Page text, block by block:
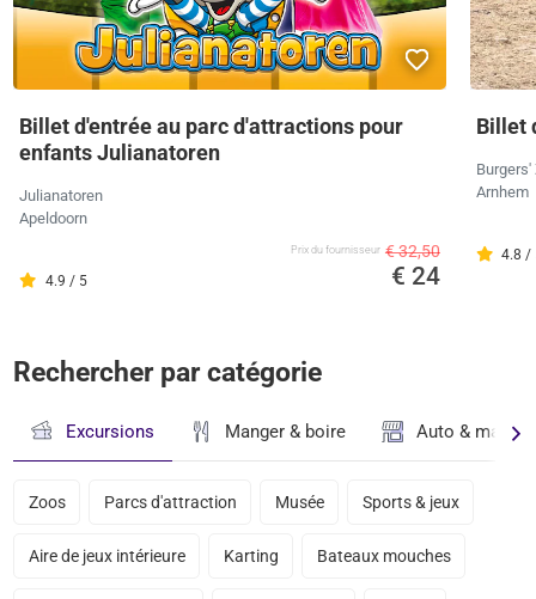
Billet d'entrée au parc d'attractions pour
enfants Julianatoren
Julianatoren
Apeldoorn
4.9 / 5
Prix ​​du fournisseur € 32,50
€ 24
Billet
Burgers'
Arnhem
4.8 /
Rechercher par catégorie
Excursions Manger & boire Auto &
Zoos Parcs d'attraction Musée Sports & jeux
Aire de jeux intérieure Karting Bateaux mouches